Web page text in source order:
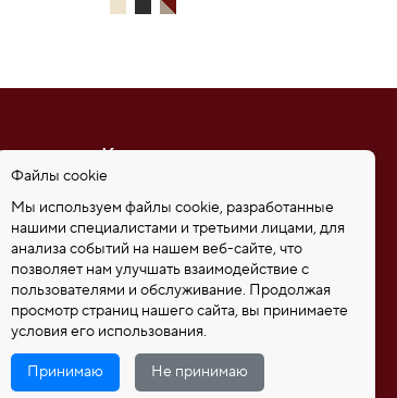
Контакты
8 (921) 346-85-39
192102, Санкт-Петербург,
ул. Самойловой 5, ПСК
"Нобелевская дорога"
protege_bags@mail.ru
Файлы cookie
Мы используем файлы cookie, разработанные
нашими специалистами и третьими лицами, для
анализа событий на нашем веб-сайте, что
позволяет нам улучшать взаимодействие с
пользователями и обслуживание. Продолжая
просмотр страниц нашего сайта, вы принимаете
условия его использования.
Принимаю Не принимаю